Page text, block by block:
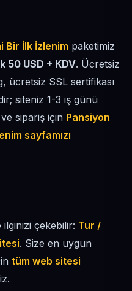
Bir İlk İzlenim paketimiz
50 USD + KDV. Ücretsiz
ücretsiz SSL sertifikası
siteniz 1-3 iş günü
sipariş için Pansiyon
sayfamızı
çekebilir: Tur /
. Size en uygun
tüm web sitesi